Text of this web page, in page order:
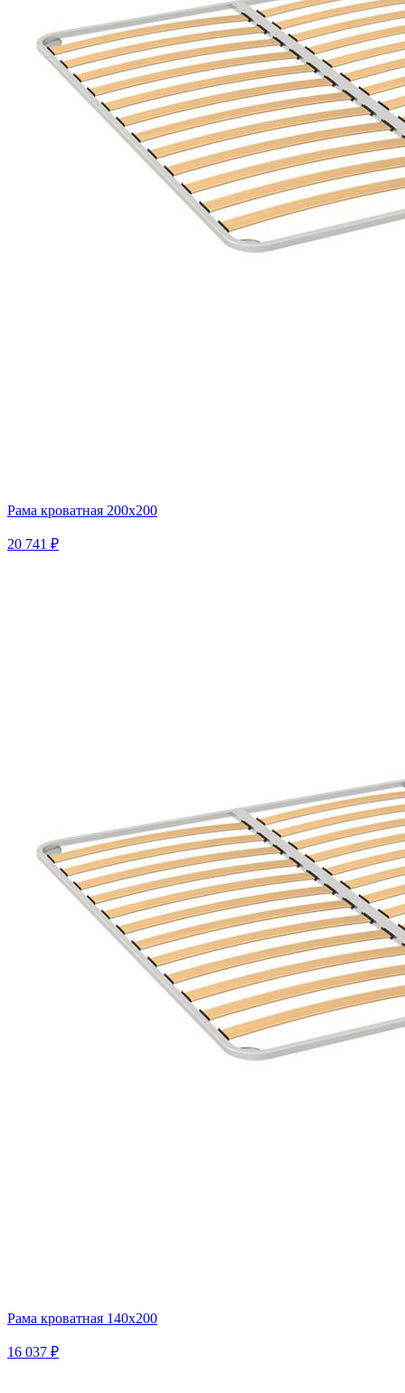
Рама кроватная 200х200
20 741 ₽
Рама кроватная 140х200
16 037 ₽